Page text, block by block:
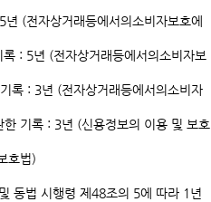
(전자상거래등에서의소비자보호에
: 5년 (전자상거래등에서의소비자보
록 : 3년 (전자상거래등에서의소비자
기록 : 3년 (신용정보의 이용 및 보호
호법)
동법 시행령 제48조의 5에 따라 1년